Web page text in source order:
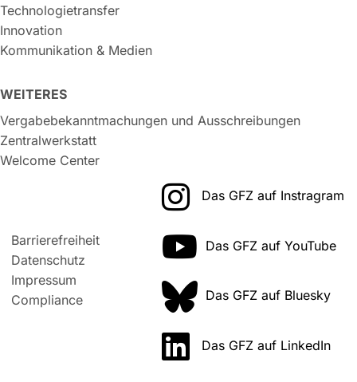
Technologietransfer
Innovation
Kommunikation & Medien
WEITERES
Vergabebekanntmachungen und Ausschreibungen
Zentralwerkstatt
Welcome Center
Barrierefreiheit
Datenschutz
Impressum
Compliance
Das GFZ auf Instragram
Das GFZ auf YouTube
Das GFZ auf Bluesky
Das GFZ auf LinkedIn